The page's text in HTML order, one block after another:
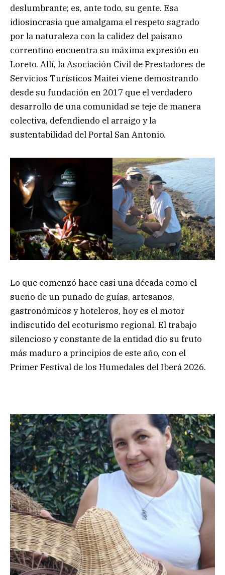
deslumbrante; es, ante todo, su gente. Esa
idiosincrasia que amalgama el respeto sagrado
por la naturaleza con la calidez del paisano
correntino encuentra su máxima expresión en
Loreto. Allí, la Asociación Civil de Prestadores de
Servicios Turísticos Maitei viene demostrando
desde su fundación en 2017 que el verdadero
desarrollo de una comunidad se teje de manera
colectiva, defendiendo el arraigo y la
sustentabilidad del Portal San Antonio.
Lo que comenzó hace casi una década como el
sueño de un puñado de guías, artesanos,
gastronómicos y hoteleros, hoy es el motor
indiscutido del ecoturismo regional. El trabajo
silencioso y constante de la entidad dio su fruto
más maduro a principios de este año, con el
Primer Festival de los Humedales del Iberá 2026.